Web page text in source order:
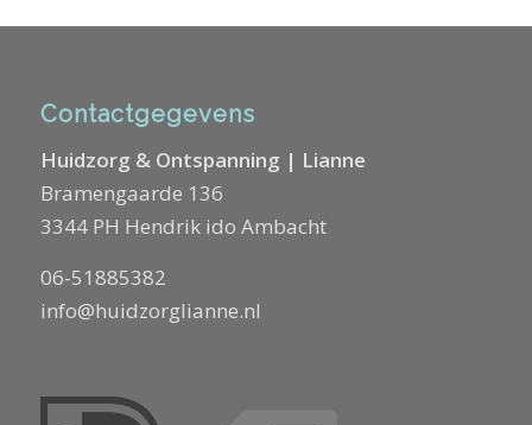
Contactgegevens
Huidzorg & Ontspanning | Lianne
Bramengaarde 136
3344 PH Hendrik ido Ambacht
06-51885382
info@huidzorglianne.nl